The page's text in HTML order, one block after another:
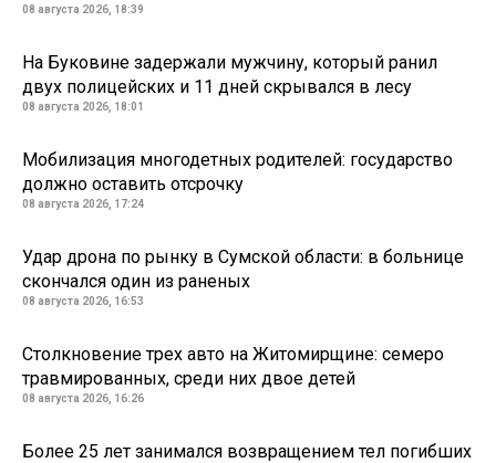
08 августа 2026, 18:39
На Буковине задержали мужчину, который ранил
двух полицейских и 11 дней скрывался в лесу
08 августа 2026, 18:01
Мобилизация многодетных родителей: государство
должно оставить отсрочку
08 августа 2026, 17:24
Удар дрона по рынку в Сумской области: в больнице
скончался один из раненых
08 августа 2026, 16:53
Столкновение трех авто на Житомирщине: семеро
травмированных, среди них двое детей
08 августа 2026, 16:26
Более 25 лет занимался возвращением тел погибших